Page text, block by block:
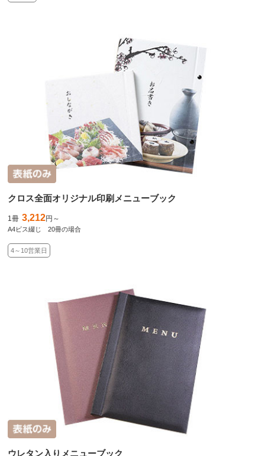
クロス全面オリジナル印刷メニューブック
1冊 3,212円～
A4ビス綴じ 20冊の場合
4～10営業日
ウレタン入りメニューブック